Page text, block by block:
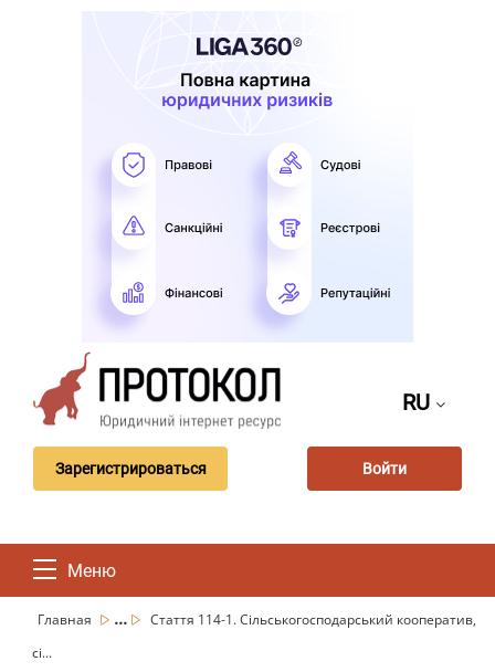
RU
Зарегистрироваться Войти
Меню
Главная ...
Стаття 114-1. Сільськогосподарський кооператив,
сі...